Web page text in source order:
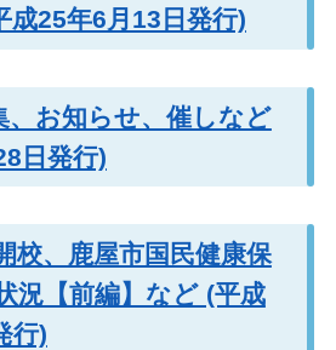
成25年6月13日発行)
、お知らせ、催しなど
日発行)
校、鹿屋市国民健康保
況【前編】など (平成
行)